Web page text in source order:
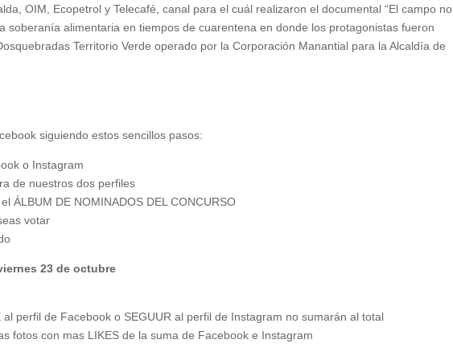
OIM, Ecopetrol y Telecafé, canal para el cuál realizaron el documental “El campo no
soberanía alimentaria en tiempos de cuarentena en donde los protagonistas fueron
Territorio Verde operado por la Corporación Manantial para la Alcaldía de
siguiendo estos sencillos pasos:
o Instagram
de nuestros dos perfiles
ÁLBUM DE NOMINADOS DEL CONCURSO
votar
23 de octubre
perfil de Facebook o SEGUUR al perfil de Instagram no sumarán al total
fotos con mas LIKES de la suma de Facebook e Instagram